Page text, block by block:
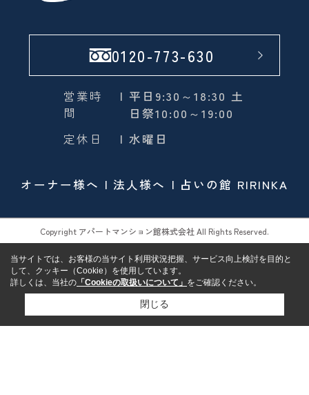
0120-773-630
営業時
間
| 平日9:30～18:30 土
日祭10:00～19:00
定休日
| 水曜日
オーナー様へ 法人様へ 占いの館 RIRINKA
Copyright アパートマンション館株式会社 All Rights Reserved.
当サイトでは、お客様の当サイト利用状況把握、サービス向上検討を目的と
して、クッキー（Cookie）を使用しています。
詳しくは、当社の 「Cookieの取扱いについて」 をご確認ください。
閉じる